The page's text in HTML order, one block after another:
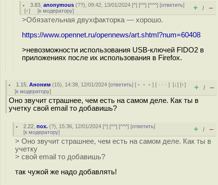
3.83 ,anonymous (??), 09:42, 13/01/2024 [^] [^^] [^^^] [ответить]
[↑] [к модератору] + / –
>Обязательная двухфакторка — хорошо.
https://www.opennet.ru/opennews/art.shtml?num=60408
>невозможности использования USB-ключей FIDO2 в
приложениях после их использования в Firefox.
1.15 ,Аноним (15), 14:38, 12/01/2024 [ответить] [ ﹢﹢﹢] [ · · ·][↓] [↑]
[к модератору] + / –
Оно звучит страшнее, чем есть на самом деле. Как ты в
учетку свой email то добавишь?
2.22 ,пох. (?), 15:36, 12/01/2024 [^] [^^] [^^^] [ответить]
[к модератору] + / –
> Оно звучит страшнее, чем есть на самом деле. Как ты в
учетку
> свой email то добавишь?
так чужой же надо добавлять!